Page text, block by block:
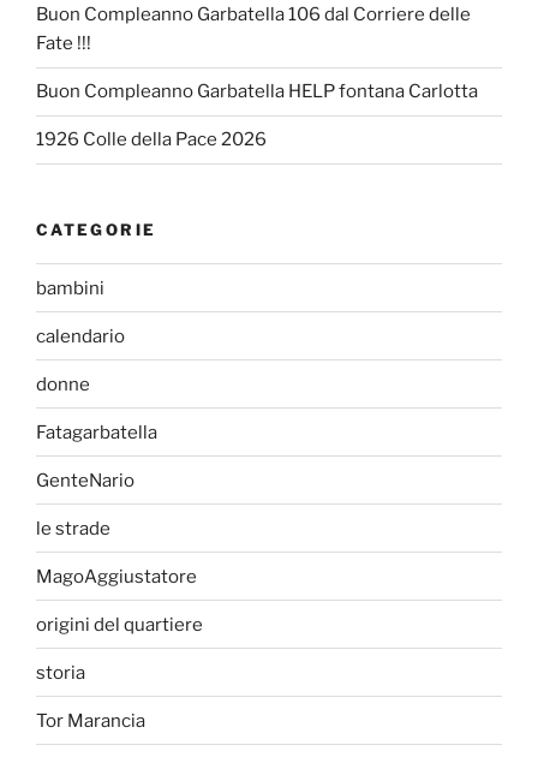
Buon Compleanno Garbatella 106 dal Corriere delle
Fate !!!
Buon Compleanno Garbatella HELP fontana Carlotta
1926 Colle della Pace 2026
CATEGORIE
bambini
calendario
donne
Fatagarbatella
GenteNario
le strade
MagoAggiustatore
origini del quartiere
storia
Tor Marancia